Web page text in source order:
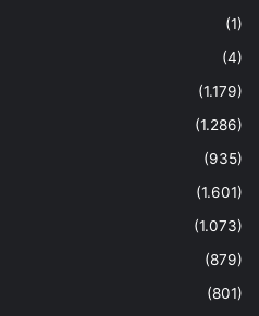
(1)
(4)
(1.179)
(1.286)
(935)
(1.601)
(1.073)
(879)
(801)